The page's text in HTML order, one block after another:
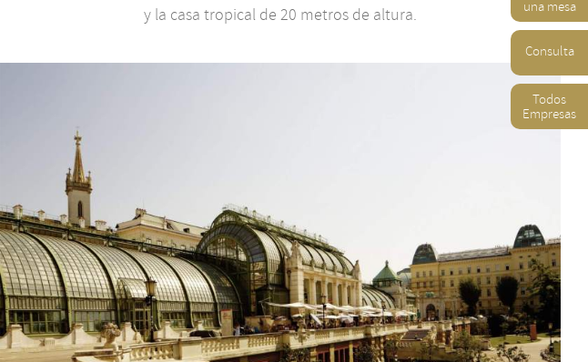
una mesa
Consulta
Todos
Empresas
y la casa tropical de 20 metros de altura.